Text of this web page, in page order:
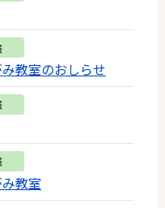
教室のおしらせ
教室